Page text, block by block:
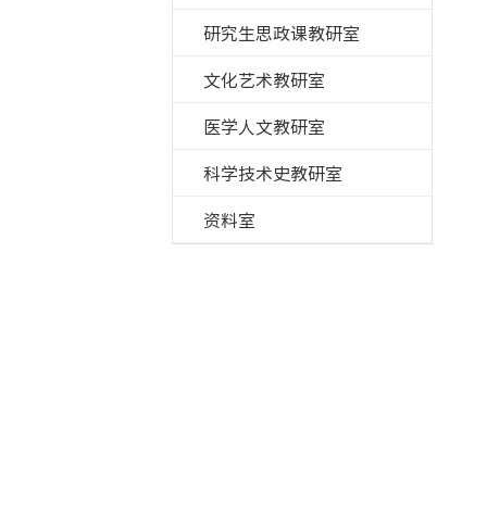
研究生思政课教研室
文化艺术教研室
医学人文教研室
科学技术史教研室
资料室